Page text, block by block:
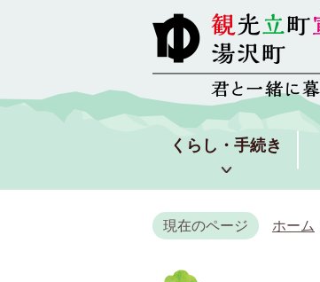
くらし・手続き
現在のページ ホーム